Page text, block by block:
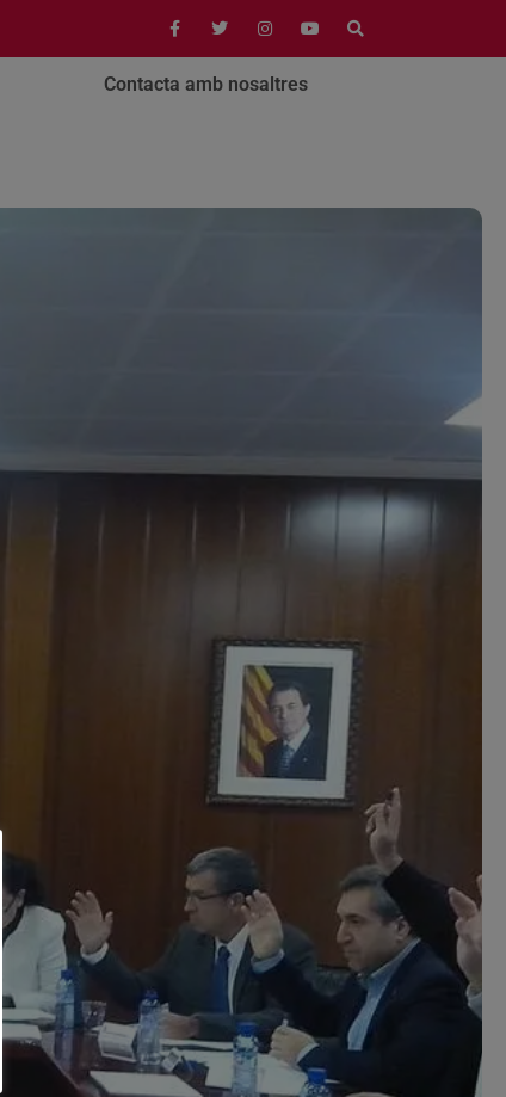
Contacta amb nosaltres